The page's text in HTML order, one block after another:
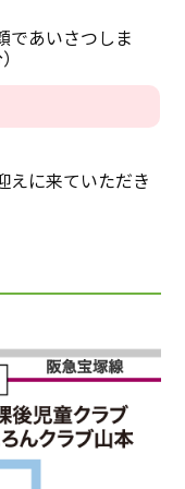
であいさつしま
えに来ていただき